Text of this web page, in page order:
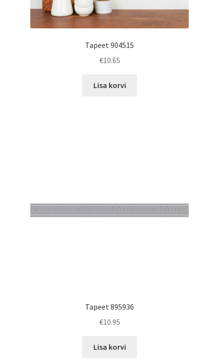
Tapeet 904515
€10.65
Lisa korvi
Tapeet 895936
€10.95
Lisa korvi